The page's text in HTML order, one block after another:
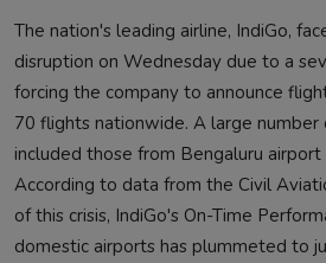
The nation's leading airline, IndiGo,
disruption on Wednesday due to a
forcing the company to announce
70 flights nationwide. A large
included those from Bengaluru
According to data from the Civil
of this crisis, IndiGo's On-Time
domestic airports has plummeted to